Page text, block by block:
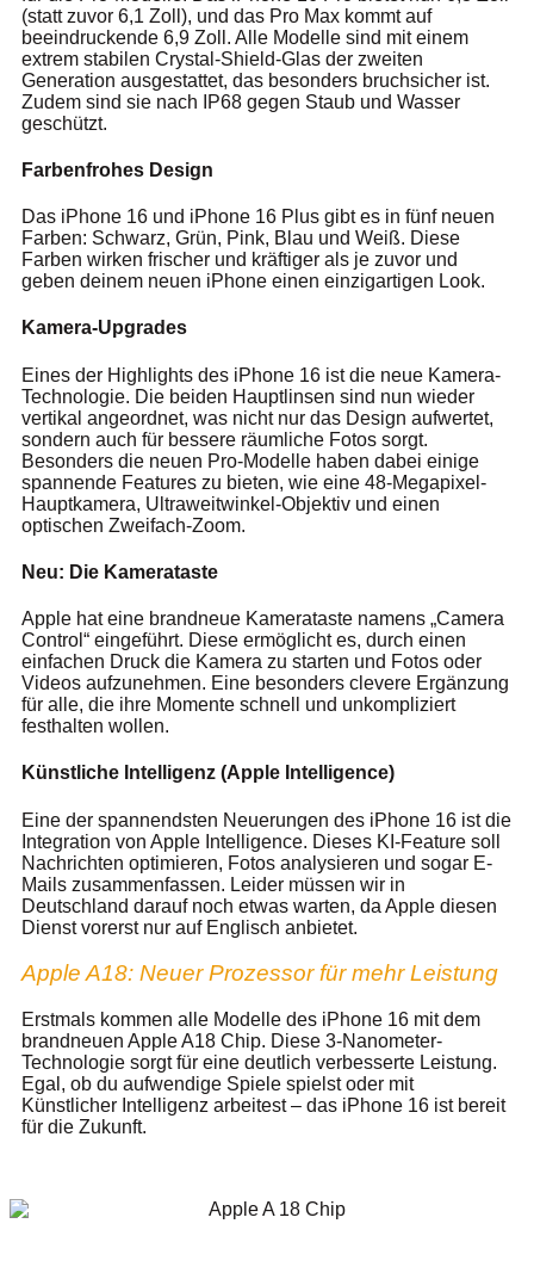
(statt zuvor 6,1 Zoll), und das Pro Max kommt auf
beeindruckende 6,9 Zoll. Alle Modelle sind mit einem
extrem stabilen Crystal-Shield-Glas der zweiten
Generation ausgestattet, das besonders bruchsicher ist.
Zudem sind sie nach IP68 gegen Staub und Wasser
geschützt.
Farbenfrohes Design
Das iPhone 16 und iPhone 16 Plus gibt es in fünf neuen
Farben: Schwarz, Grün, Pink, Blau und Weiß. Diese
Farben wirken frischer und kräftiger als je zuvor und
geben deinem neuen iPhone einen einzigartigen Look.
Kamera-Upgrades
Eines der Highlights des iPhone 16 ist die neue Kamera-
Technologie. Die beiden Hauptlinsen sind nun wieder
vertikal angeordnet, was nicht nur das Design aufwertet,
sondern auch für bessere räumliche Fotos sorgt.
Besonders die neuen Pro-Modelle haben dabei einige
spannende Features zu bieten, wie eine 48-Megapixel-
Hauptkamera, Ultraweitwinkel-Objektiv und einen
optischen Zweifach-Zoom.
Neu: Die Kamerataste
Apple hat eine brandneue Kamerataste namens „Camera
Control“ eingeführt. Diese ermöglicht es, durch einen
einfachen Druck die Kamera zu starten und Fotos oder
Videos aufzunehmen. Eine besonders clevere Ergänzung
für alle, die ihre Momente schnell und unkompliziert
festhalten wollen.
Künstliche Intelligenz (Apple Intelligence)
Eine der spannendsten Neuerungen des iPhone 16 ist die
Integration von Apple Intelligence. Dieses KI-Feature soll
Nachrichten optimieren, Fotos analysieren und sogar E-
Mails zusammenfassen. Leider müssen wir in
Deutschland darauf noch etwas warten, da Apple diesen
Dienst vorerst nur auf Englisch anbietet.
Apple A18: Neuer Prozessor für mehr Leistung
Erstmals kommen alle Modelle des iPhone 16 mit dem
brandneuen Apple A18 Chip. Diese 3-Nanometer-
Technologie sorgt für eine deutlich verbesserte Leistung.
Egal, ob du aufwendige Spiele spielst oder mit
Künstlicher Intelligenz arbeitest – das iPhone 16 ist bereit
für die Zukunft.